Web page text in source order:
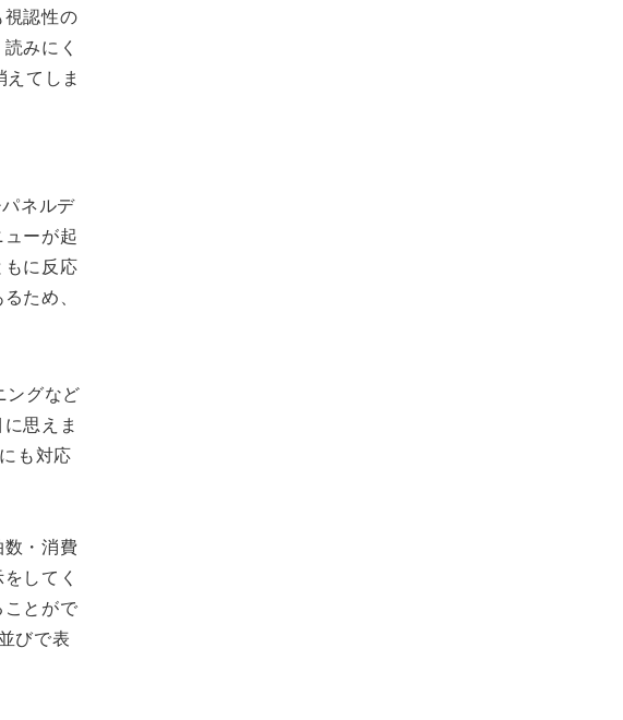
視認性の
みにく
てしま
ネルデ
ーが起
もに反応
ため、
ングなど
思えま
も対応
数・消費
してく
ことがで
びで表